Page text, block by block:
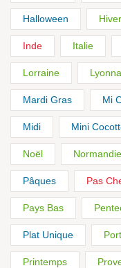
Halloween Hiver
Inde Italie
Lorraine
Mardi Gras Mi
Midi Mini
Noël Normandie
Pâques Pas
Pays Bas
Plat Unique
Printemps